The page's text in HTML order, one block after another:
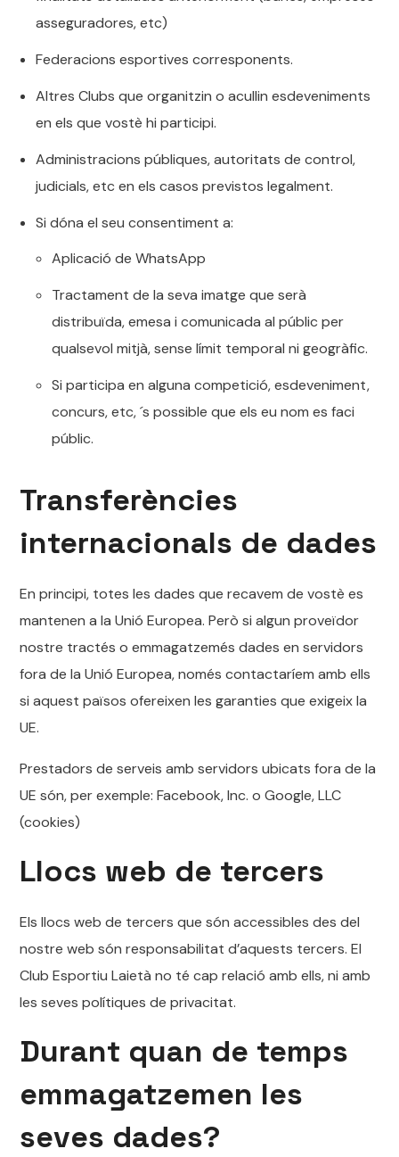
asseguradores, etc)
Federacions esportives corresponents.
Altres Clubs que organitzin o acullin esdeveniments
en els que vostè hi participi.
Administracions públiques, autoritats de control,
judicials, etc en els casos previstos legalment.
Si dóna el seu consentiment a:
Aplicació de WhatsApp
Tractament de la seva imatge que serà
distribuïda, emesa i comunicada al públic per
qualsevol mitjà, sense límit temporal ni geogràfic.
Si participa en alguna competició, esdeveniment,
concurs, etc, ´s possible que els eu nom es faci
públic.
Transferències
internacionals de dades
En principi, totes les dades que recavem de vostè es
mantenen a la Unió Europea. Però si algun proveïdor
nostre tractés o emmagatzemés dades en servidors
fora de la Unió Europea, només contactaríem amb ells
si aquest països ofereixen les garanties que exigeix la
UE.
Prestadors de serveis amb servidors ubicats fora de la
UE són, per exemple: Facebook, Inc. o Google, LLC
(cookies)
Llocs web de tercers
Els llocs web de tercers que són accessibles des del
nostre web són responsabilitat d’aquests tercers. El
Club Esportiu Laietà no té cap relació amb ells, ni amb
les seves polítiques de privacitat.
Durant quan de temps
emmagatzemen les
seves dades?